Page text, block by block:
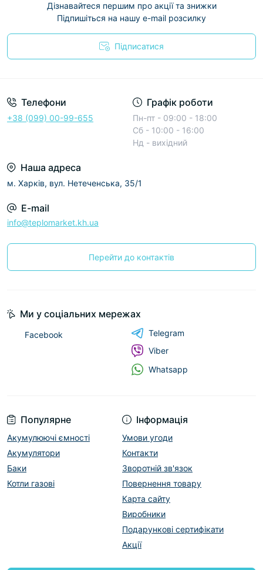
Дізнавайтеся першим про акції та знижки
Підпишіться на нашу e-mail розсилку
Підписатися
Телефони
+38 (099) 00-99-655
Графік роботи
Пн-пт - 09:00 - 18:00
Сб - 10:00 - 16:00
Нд - вихідний
Наша адреса
м. Харків, вул. Нетеченська, 35/1
E-mail
info@teplomarket.kh.ua
Перейти до контактів
Популярне
Акумулюючі ємності
Акумулятори
Баки
Котли газові
Інформація
Умови угоди
Контакти
Зворотній зв'язок
Повернення товару
Карта сайту
Виробники
Подарункові сертифікати
Акції
Ми у соціальних мережах
Facebook
Telegram
Viber
Whatsapp